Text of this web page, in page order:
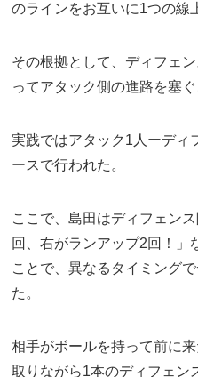
のラインをお互いに1つの線
その根拠として、ディフェ
ってアタック側の進路を塞
実践ではアタック1人ーディ
ースで行われた。
ここで、島田はディフェン
回、右がランアップ2回！」
ことで、異なるタイミング
た。
相手がボールを持って前に
取りながら1本のディフェン